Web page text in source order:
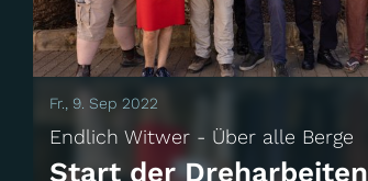
Fr., 9. Sep 2022
Endlich Witwer - Über alle Berge
Start der Dreharbeiten